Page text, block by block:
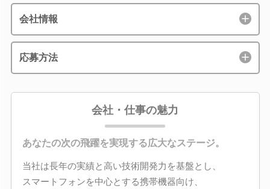
会社情報
応募方法
会社・仕事の魅力
あなたの次の飛躍を実現する広大なステージ。
当社は長年の実績と高い技術開発力を基盤とし、
スマートフォンを中心とする携帯機器向け、